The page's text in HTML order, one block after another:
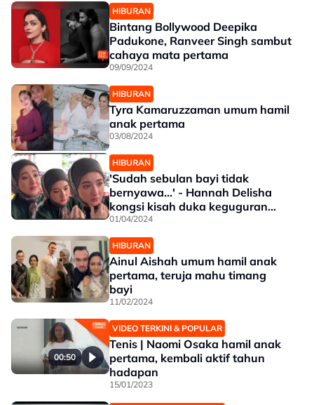
HIBURAN
Bintang Bollywood Deepika
Padukone, Ranveer Singh sambut
cahaya mata pertama
09/09/2024
HIBURAN
Tyra Kamaruzzaman umum hamil
anak pertama
03/08/2024
HIBURAN
'Sudah sebulan bayi tidak
bernyawa...' - Hannah Delisha
kongsi kisah duka keguguran
anak pertama
01/04/2024
HIBURAN
Ainul Aishah umum hamil anak
pertama, teruja mahu timang
bayi
11/02/2024
00:50
VIDEO TERKINI & POPULAR
Tenis | Naomi Osaka hamil anak
pertama, kembali aktif tahun
hadapan
15/01/2023